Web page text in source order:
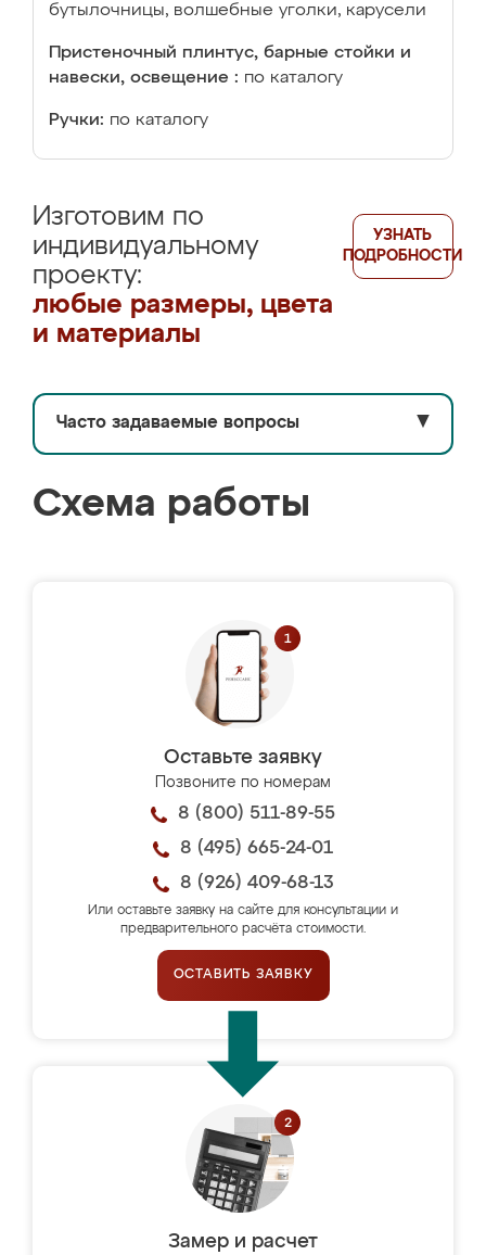
бутылочницы, волшебные уголки, карусели
Пристеночный плинтус, барные стойки и
навески, освещение : по каталогу
Ручки: по каталогу
Изготовим по
индивидуальному
проекту:
любые размеры, цвета
и материалы
УЗНАТЬ
ПОДРОБНОСТИ
Часто задаваемые вопросы ▼
Схема работы
Оставьте заявку
Позвоните по номерам
8 (800) 511-89-55
8 (495) 665-24-01
8 (926) 409-68-13
Или оставьте заявку на сайте для консультации и
предварительного расчёта стоимости.
ОСТАВИТЬ ЗАЯВКУ
Замер и расчет